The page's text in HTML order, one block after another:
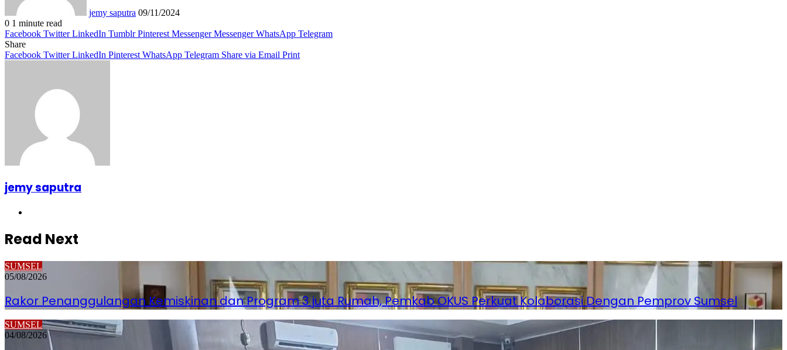
jemy saputra 09/11/2024
0 1 minute read
Facebook Twitter LinkedIn Tumblr Pinterest Messenger Messenger WhatsApp Telegram
Share
Facebook Twitter LinkedIn Pinterest WhatsApp Telegram Share via Email Print
jemy saputra
Read Next
SUMSEL
05/08/2026
Rakor Penanggulangan Kemiskinan dan Program 3 juta Rumah, Pemkab OKUS Perkuat Kolaborasi Dengan Pemprov Sumsel
SUMSEL
04/08/2026